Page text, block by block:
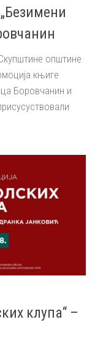
општине
књиге
Боровчанин и
клупа“ –